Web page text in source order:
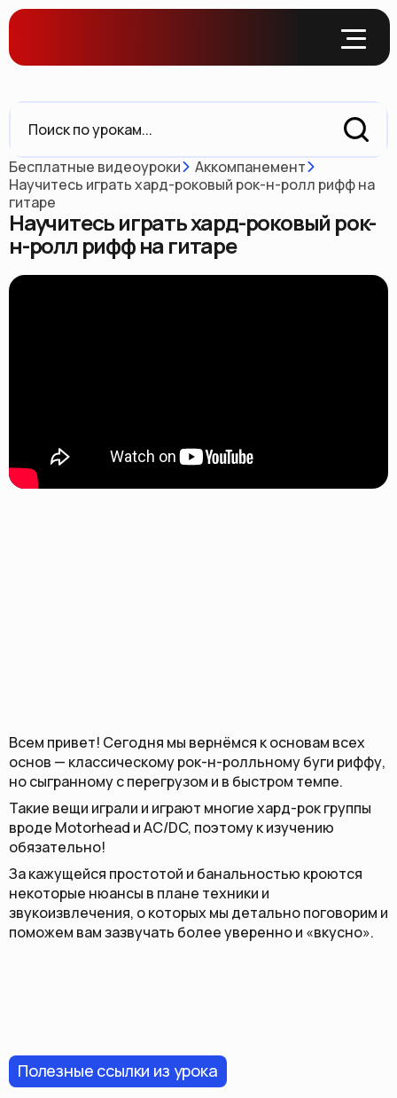
Бесплатные видеоуроки
Аккомпанемент
Научитесь играть хард-роковый рок-н-ролл рифф на
гитаре
Научитесь играть хард-роковый рок-
н-ролл рифф на гитаре
Всем привет! Сегодня мы вернёмся к основам всех
основ — классическому рок-н-ролльному буги риффу,
но сыгранному с перегрузом и в быстром темпе.
Такие вещи играли и играют многие хард-рок группы
вроде Motorhead и AC/DC, поэтому к изучению
обязательно!
За кажущейся простотой и банальностью кроются
некоторые нюансы в плане техники и
звукоизвлечения, о которых мы детально поговорим и
поможем вам зазвучать более уверенно и «вкусно».
Полезные ссылки из урока